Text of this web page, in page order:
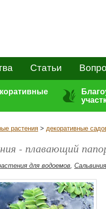
Статьи
растения > декоративные
- плавающий
для водоемов, Сальвиния